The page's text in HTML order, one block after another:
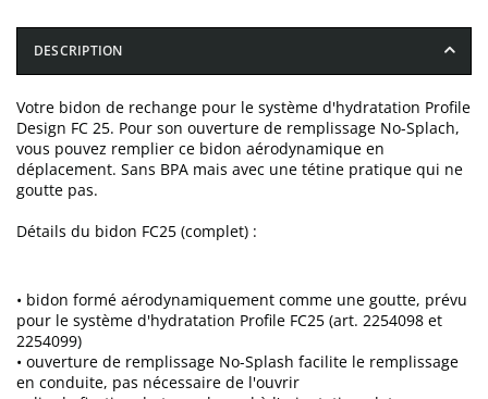
DESCRIPTION
Votre bidon de rechange pour le système d'hydratation Profile
Design FC 25. Pour son ouverture de remplissage No-Splach,
vous pouvez remplier ce bidon aérodynamique en
déplacement. Sans BPA mais avec une tétine pratique qui ne
goutte pas.
Détails du bidon FC25 (complet) :
• bidon formé aérodynamiquement comme une goutte, prévu
pour le système d'hydratation Profile FC25 (art. 2254098 et
2254099)
• ouverture de remplissage No-Splash facilite le remplissage
en conduite, pas nécessaire de l'ouvrir